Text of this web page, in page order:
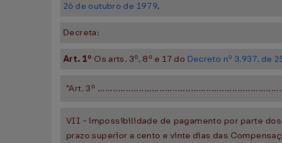
26 de outubro de 1979,
Decreta:
Art. 1º Os arts. 3º, 8º e 17 do Decreto nº 3.937, de
"Art. 3º .......................................................................
VII - impossibilidade de pagamento por parte
prazo superior a cento e vinte dias das